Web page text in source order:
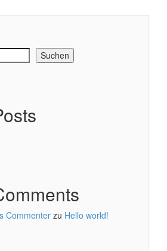
Suchen
Commenter zu Hello world!